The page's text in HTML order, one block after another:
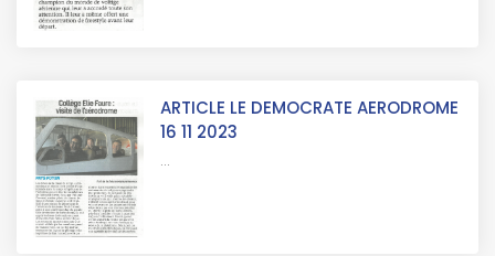
ARTICLE LE DEMOCRATE AERODROME
16 11 2023
...